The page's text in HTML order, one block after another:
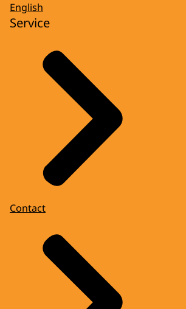
English
Service
Contact